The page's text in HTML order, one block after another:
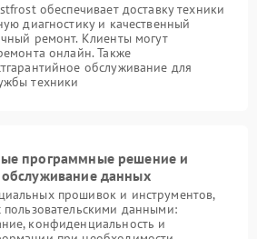
обеспечивает доставку техники
диагностику и качественный
ремонт. Клиенты могут
онлайн. Также
обслуживание для
техники
программные решение и
данных
прошивок и инструментов,
пользовательскими данными:
конфиденциальность и